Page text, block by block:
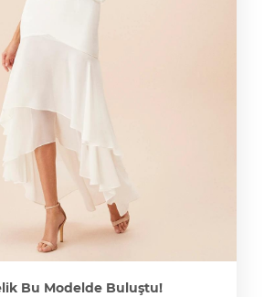
Bu Modelde Buluştu!